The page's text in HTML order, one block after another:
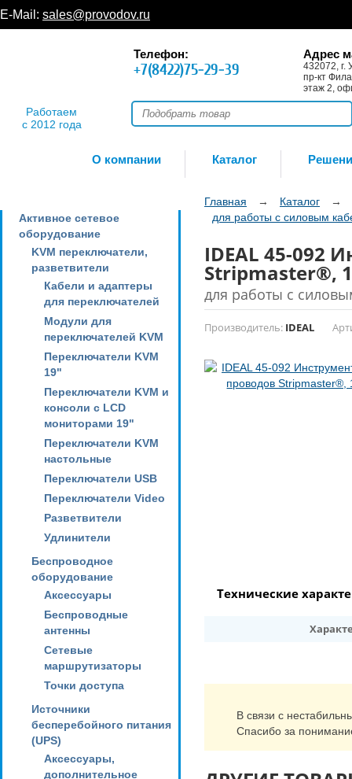
E-Mail: sales@provodov.ru
Работаем
с 2012 года
Телефон:
+7(8422)75-29-39
Адрес
432072, г.
пр-кт
этаж 2,
О компании Каталог
Активное сетевое
оборудование
KVM переключатели,
разветвители
Кабели и адаптеры
для переключателей
Модули для
переключателей KVM
Переключатели KVM
19"
Переключатели KVM и
консоли с LCD
мониторами 19"
Переключатели KVM
настольные
Переключатели USB
Переключатели Video
Разветвители
Удлинители
Беспроводное
оборудование
Аксессуары
Беспроводные
антенны
Сетевые
маршрутизаторы
Точки доступа
Источники
бесперебойного питания
(UPS)
Аксессуары,
дополнительное
Главная → Каталог
→
для работы с силовым
IDEAL 45-092
Stripmaster®,
для работы с
Производитель: IDEAL
Технические
В связи с
Спасибо за